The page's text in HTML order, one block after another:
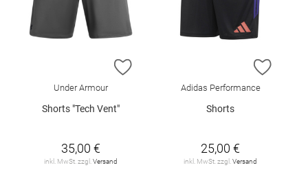
ZUR WUNSCHLISTE HINZUFÜGEN
Under Armour
Shorts "Tech Vent"
35,00 €
inkl. MwSt. zzgl.Versand
ZUR
Adidas Performance
Shorts
25,00 €
inkl. MwSt. zzgl.Versand